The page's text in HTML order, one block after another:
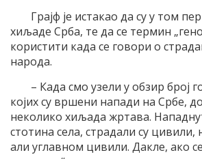
Грајф је истакао да су у том
хиљаде Срба, те да се термин
користити када се говори о
народа.
– Када смо узели у обзир број
којих су вршени напади на Србе,
неколико хиљада жртава.
стотина села, страдали су
али углавном цивили. Дакле, ако